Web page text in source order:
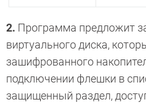
2. Программа предложит
виртуального диска,
зашифрованного
подключении флешки в
защищенный раздел,